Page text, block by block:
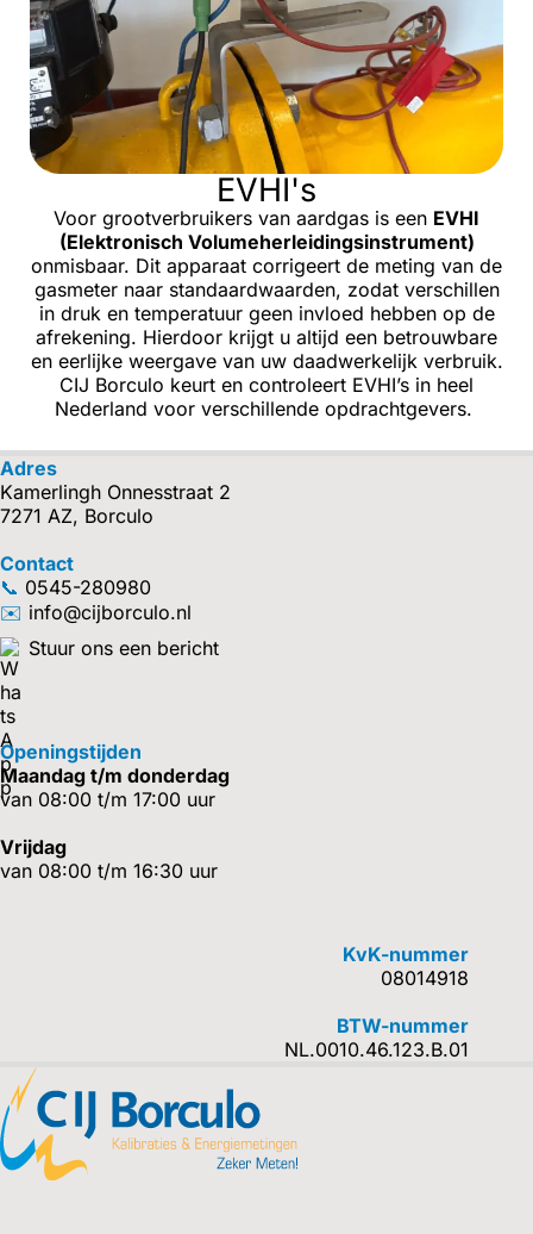
EVHI's
Voor grootverbruikers van aardgas is een EVHI
(Elektronisch Volumeherleidingsinstrument)
onmisbaar. Dit apparaat corrigeert de meting van de
gasmeter naar standaardwaarden, zodat verschillen
in druk en temperatuur geen invloed hebben op de
afrekening. Hierdoor krijgt u altijd een betrouwbare
en eerlijke weergave van uw daadwerkelijk verbruik.
CIJ Borculo keurt en controleert EVHI’s in heel
Nederland voor verschillende opdrachtgevers.
Adres
Kamerlingh Onnesstraat 2
7271 AZ, Borculo
Contact
📞 0545-280980
✉️ info@cijborculo.nl
Stuur ons een bericht
Openingstijden
Maandag t/m donderdag
van 08:00 t/m 17:00 uur
Vrijdag
van 08:00 t/m 16:30 uur
KvK-nummer
08014918
BTW-nummer
NL.0010.46.123.B.01